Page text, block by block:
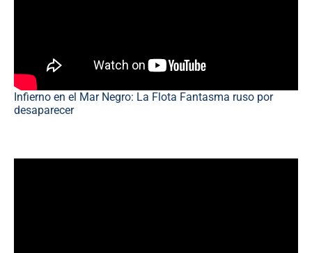
Infierno en el Mar Negro: La Flota Fantasma ruso por
desaparecer